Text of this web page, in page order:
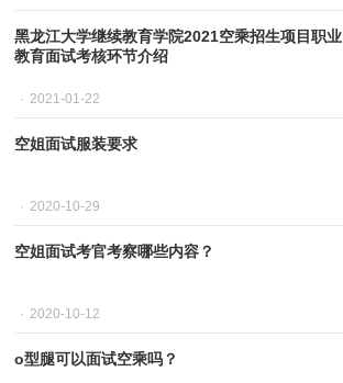
黑龙江大学继续教育学院2021空乘招生项目职业
教育面试考核环节介绍
2021-01-22
空姐面试服装要求
2020-10-29
空姐面试考官考察哪些内容？
2020-10-12
o型腿可以面试空乘吗？